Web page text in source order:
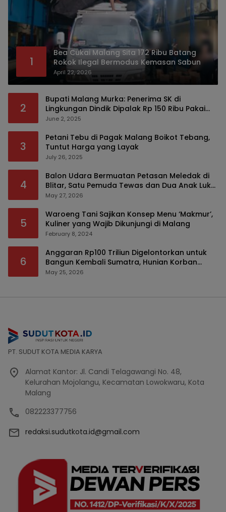
1
Bea Cukai Malang Sita 172 Ribu Batang
Rokok Ilegal Bermodus Kemasan Sabun
April 22, 2026
2
Bupati Malang Murka: Penerima SK di
Lingkungan Dindik Dipalak Rp 150 Ribu Pakai
Modus Tumpengan, KPK Turut Pantau
June 2, 2025
3
Petani Tebu di Pagak Malang Boikot Tebang,
Tuntut Harga yang Layak
July 26, 2025
4
Balon Udara Bermuatan Petasan Meledak di
Blitar, Satu Pemuda Tewas dan Dua Anak Luka
Serius
May 27, 2026
5
Waroeng Tani Sajikan Konsep Menu ‘Makmur’,
Kuliner yang Wajib Dikunjungi di Malang
February 8, 2024
6
Anggaran Rp100 Triliun Digelontorkan untuk
Bangun Kembali Sumatra, Hunian Korban
Bencana Bakal Difokuskan
May 25, 2026
PT. SUDUT KOTA MEDIA KARYA
Alamat Kantor: Jl. Candi Telagawangi No. 48,
Kelurahan Mojolangu, Kecamatan Lowokwaru, Kota
Malang
082223377756
redaksi.sudutkota.id@gmail.com